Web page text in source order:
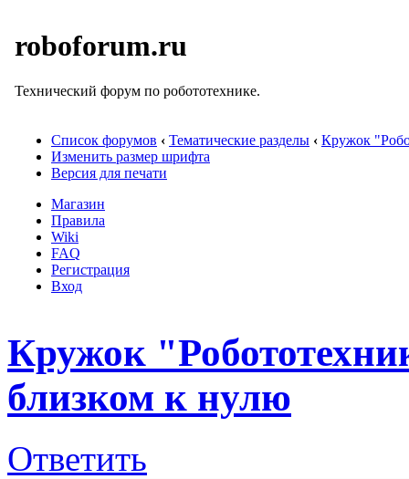
roboforum.ru
Технический форум по робототехнике.
Список форумов ‹ Тематические разделы ‹ Кружок
Изменить размер шрифта
Версия для печати
Магазин
Правила
Wiki
FAQ
Регистрация
Вход
Кружок
близком к нулю
Ответить